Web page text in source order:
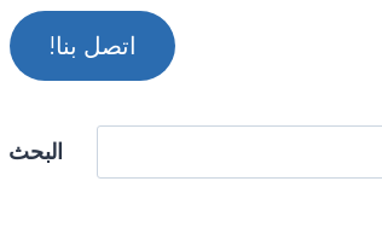
اتصل بنا!
البحث